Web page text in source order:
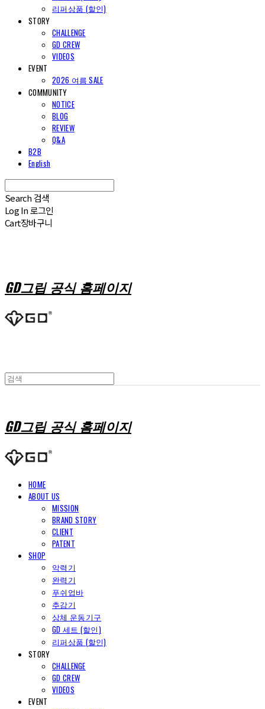
리퍼상품 (할인)
STORY
CHALLENGE
GD CREW
VIDEOS
EVENT
2026 여름 SALE
COMMUNITY
NOTICE
BLOG
REVIEW
Q&A
B2B
English
Search 검색
Log In로그인
Cart장바구니
GD그립 공식 홈페이지
GD그립 공식 홈페이지
HOME
ABOUT US
MISSION
BRAND STORY
CLIENT
PATENT
SHOP
악력기
완력기
푸쉬업바
추감기
상체 운동기구
GD 세트 (할인)
리퍼상품 (할인)
STORY
CHALLENGE
GD CREW
VIDEOS
EVENT